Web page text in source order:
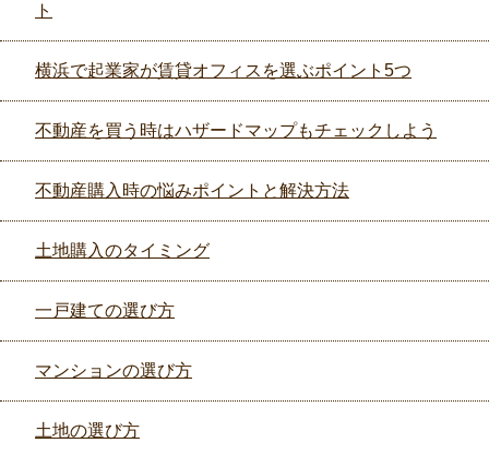
ト
横浜で起業家が賃貸オフィスを選ぶポイント5つ
不動産を買う時はハザードマップもチェックしよう
不動産購入時の悩みポイントと解決方法
土地購入のタイミング
一戸建ての選び方
マンションの選び方
土地の選び方